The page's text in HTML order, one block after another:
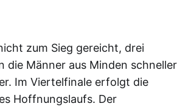
zum Sieg gereicht, drei
die Männer aus Minden schneller
Im Viertelfinale erfolgt die
Hoffnungslaufs. Der